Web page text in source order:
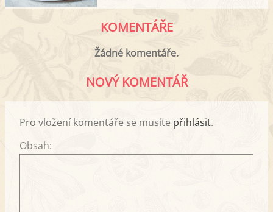
KOMENTÁŘE
Žádné komentáře.
NOVÝ KOMENTÁŘ
Pro vložení komentáře se musíte přihlásit.
Obsah: